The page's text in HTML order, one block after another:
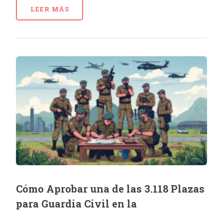
LEER MÁS
Cómo Aprobar una de las 3.118 Plazas
para Guardia Civil en la